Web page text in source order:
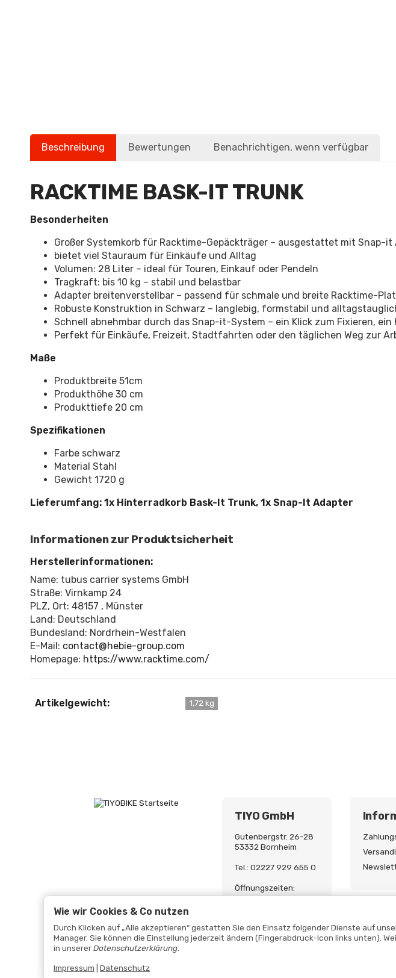
Beschreibung Bewertungen Benachrichtigen, wenn verfügbar
RACKTIME BASK-IT TRUNK
Besonderheiten
Großer Systemkorb für Racktime-Gepäckträger – ausgestattet mit Snap-
bietet viel Stauraum für Einkäufe und Alltag
Volumen: 28 Liter – ideal für Touren, Einkauf oder Pendeln
Tragkraft: bis 10 kg – stabil und belastbar
Adapter breitenverstellbar – passend für schmale und breite Racktime-
Robuste Konstruktion in Schwarz – langlebig, formstabil und
Schnell abnehmbar durch das Snap-it-System – ein Klick zum Fixieren, ein
Perfekt für Einkäufe, Freizeit, Stadtfahrten oder den täglichen Weg zur
Maße
Produktbreite 51cm
Produkthöhe 30 cm
Produkttiefe 20 cm
Spezifikationen
Farbe schwarz
Material Stahl
Gewicht 1720 g
Lieferumfang: 1x Hinterradkorb Bask-It Trunk, 1x Snap-It Adapter
Informationen zur Produktsicherheit
Herstellerinformationen:
Name: tubus carrier systems GmbH
Straße: Virnkamp 24
PLZ, Ort: 48157 , Münster
Land: Deutschland
Bundesland: Nordrhein-Westfalen
E-Mail: contact@hebie-group.com
Homepage: https://www.racktime.com/
Artikelgewicht: 1,72 kg
TIYO GmbH
Gutenbergstr. 26-28
53332 Bornheim
Tel.: 02227 929 655 0
Öffnungszeiten:
Mo-Fr. 09:00 - 17:00
Wie wir Cookies & Co nutzen
Durch Klicken auf „Alle akzeptieren“ gestatten Sie den Einsatz folgender Dienste auf
Manager. Sie können die Einstellung jederzeit ändern (Fingerabdruck-Icon links unten).
in unsererDatenschutzerklärung
Impressum Datenschutz